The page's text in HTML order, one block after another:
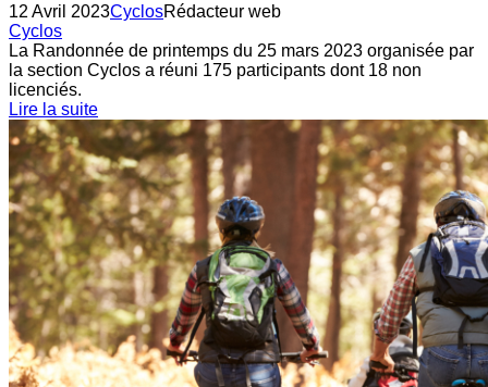
12 Avril 2023CyclosRédacteur web
Cyclos
La Randonnée de printemps du 25 mars 2023 organisée par
la section Cyclos a réuni 175 participants dont 18 non
licenciés.
Lire la suite